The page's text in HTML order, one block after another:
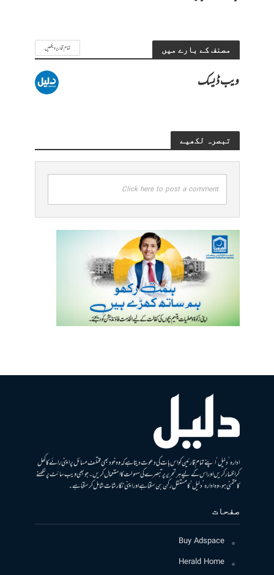
مصنف کے بارے میں تمام تحاریر دیکھیں
ویب ڈیسک
تبصرہ لکھیے
Click here to post a comment
ادارہ ’دلیل‘ اپنے تمام قارئین کو اس بات کی دعوت دیتا ہے کہ وہ خود بھی مختلف مسائل پر اپنی رائے کا کھل
کر اظہار کریں اور اس کے لیے ہر تحریر پر تبصرے کی سہولت کا استعمال کریں۔ جو بھی ویب سائٹ پر لکھنے
کا متمنی ہو، وہ ادارہ ’دلیل‘ کا مستقل رکن بن سکتا ہے اور اپنی نگارشات شامل کرسکتا ہے۔
صفحات
Buy Adspace
Herald Home